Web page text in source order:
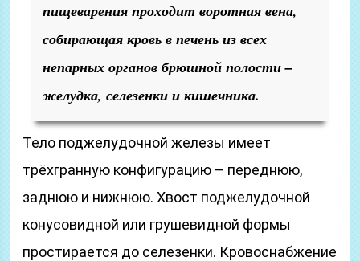
пищеварения проходит воротная вена,
собирающая кровь в печень из всех
непарных органов брюшной полости –
желудка, селезенки и кишечника.
Тело поджелудочной железы имеет
трёхгранную конфигурацию – переднюю,
заднюю и нижнюю. Хвост поджелудочной
конусовидной или грушевидной формы
простирается до селезенки. Кровоснабжение